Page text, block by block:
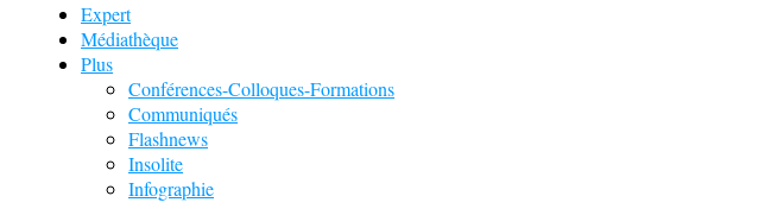
Expert
Médiathèque
Plus
Conférences-Colloques-Formations
Communiqués
Flashnews
Insolite
Infographie